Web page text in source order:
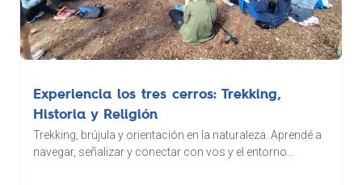
Experiencia los tres cerros: Trekking,
Historia y Religión
Trekking, brújula y orientación en la naturaleza. Aprendé a
navegar, señalizar y conectar con vos y el entorno...